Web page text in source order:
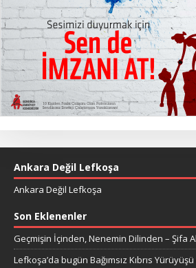
Ankara Değil Lefkoşa
Ankara Değil Lefkoşa
Son Eklenenler
Geçmişin İçinden, Nenemin Dilinden – Şifa
Lefkoşa’da bugün Bağımsız Kıbrıs